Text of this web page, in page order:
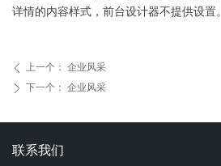
详情的内容样式，前台设计器不提供设置。
ꄴ 上一个： 企业风采
ꄲ 下一个： 企业风采
联系我们